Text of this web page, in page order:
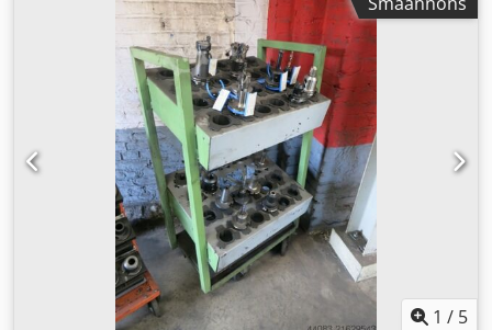
dina behov? Kontakta oss för ett individuellt erbjudande.
Våra hydraulpressar tillverkas enligt tyska maskindirektiv
samt europeiska maskindirektiv (Direktiv 2006/42/EG), EC-
standarder och EU-säkerhetsföreskrifter. Dessutom
överträffar våra pressar både kanadensiska och europeiska
säkerhetskrav då de på alla punkter uppfyller den
nationella brasilianska säkerhetsstandarden NR 12, vilken
är baserad på dessa standarder. Vår stora styrka är
specialmaskinsbyggnation och pressautomatisering. Vi
säljer skräddarsydda hydraulpressar till överraskande låga
priser. För pressarnas hydraulik används främst
komponenter från ledande europeiska tillverkare.
last: 50mm/s, kedjelyft: 2240mm,
kedjeförflyttningshastighet: 57mm/s, skjutkraft: 30kN,
kedjetyp: 60S, vagnhastighet: 2,7km/h, markfrigång: 30mm.
Maskinens mått L/B/H: ca. 3450mm/1700mm/2100mm, vikt:
ca. 4500kg. Dokumentation finns. Besiktning på plats är
möjlig. Dedsxwcu Nepfx Anlock
1 / 5